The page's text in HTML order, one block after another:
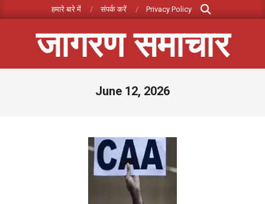
to
हमारे बारे में संपर्क करें Privacy Policy
Search
जागरण समाचार
June 12, 2026